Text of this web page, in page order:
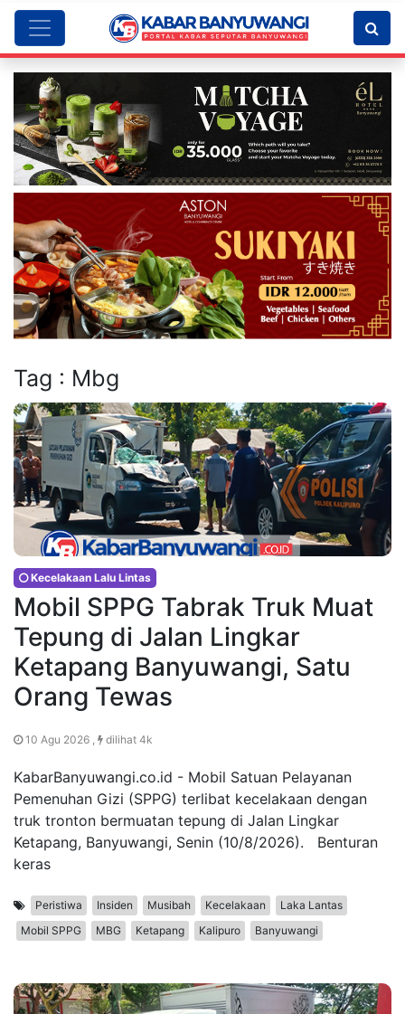
Tag : Mbg
Kecelakaan Lalu Lintas
Mobil SPPG Tabrak Truk Muat
Tepung di Jalan Lingkar
Ketapang Banyuwangi, Satu
Orang Tewas
10 Agu 2026 , dilihat 4k
KabarBanyuwangi.co.id - Mobil Satuan Pelayanan
Pemenuhan Gizi (SPPG) terlibat kecelakaan dengan
truk tronton bermuatan tepung di Jalan Lingkar
Ketapang, Banyuwangi, Senin (10/8/2026). Benturan
keras
Peristiwa Insiden Musibah Kecelakaan
Laka Lantas
Mobil SPPG
MBG Ketapang Kalipuro Banyuwangi